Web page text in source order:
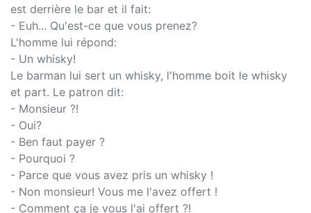
est derrière le bar et il fait:
- Euh... Qu'est-ce que vous prenez?
L'homme lui répond:
- Un whisky!
Le barman lui sert un whisky, l'homme boit le whisky
et part. Le patron dit:
- Monsieur ?!
- Oui?
- Ben faut payer ?
- Pourquoi ?
- Parce que vous avez pris un whisky !
- Non monsieur! Vous me l'avez offert !
- Comment ça je vous l'ai offert ?!